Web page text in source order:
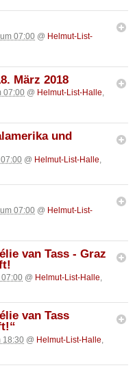
07:00 @ Helmut-List-
März 2018
07:00 @ Helmut-List-Halle,
und
@ Helmut-List-Halle,
07:00 @ Helmut-List-
van Tass - Graz
@ Helmut-List-Halle,
van Tass
18:30 @ Helmut-List-Halle